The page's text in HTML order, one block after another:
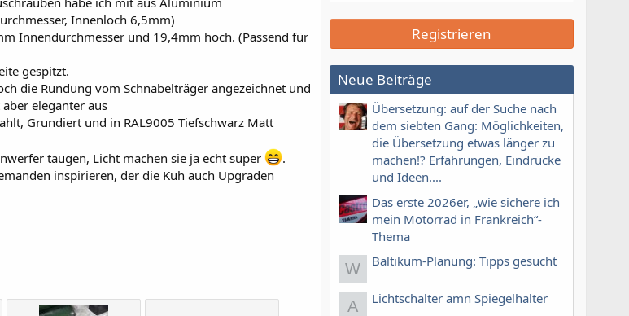
Innenloch 6,5mm)
Innendurchmesser und 19,4mm hoch. (Passend für
gespitzt.
die Rundung vom Schnabelträger angezeichnet und
eleganter aus
Grundiert und in RAL9005 Tiefschwarz Matt
taugen, Licht machen sie ja echt super
.
inspirieren, der die Kuh auch Upgraden
Registrieren
Neue Beiträge
Übersetzung: auf der Suche nach
dem siebten Gang: Möglichkeiten,
die Übersetzung etwas länger zu
machen!? Erfahrungen, Eindrücke
und Ideen....
Das erste 2026er, „wie sichere ich
mein Motorrad in Frankreich“-
Thema
W Baltikum-Planung: Tipps gesucht
A Lichtschalter amn Spiegelhalter